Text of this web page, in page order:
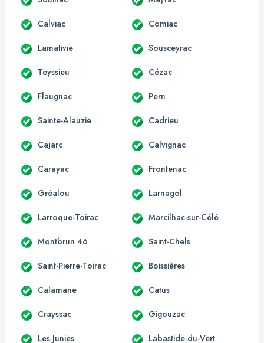
Calviac Comiac
Lamativie Sousceyrac
Teyssieu Cézac
Flaugnac Pern
Sainte-Alauzie Cadrieu
Cajarc Calvignac
Carayac Frontenac
Gréalou Larnagol
Larroque-Toirac Marcilhac-sur-Célé
Montbrun 46 Saint-Chels
Saint-Pierre-Toirac Boissières
Calamane Catus
Crayssac Gigouzac
Les Junies Labastide-du-Vert